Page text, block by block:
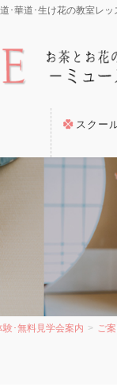
･華道･生け花の教室レ
スクー
験･無料見学会案内 ご